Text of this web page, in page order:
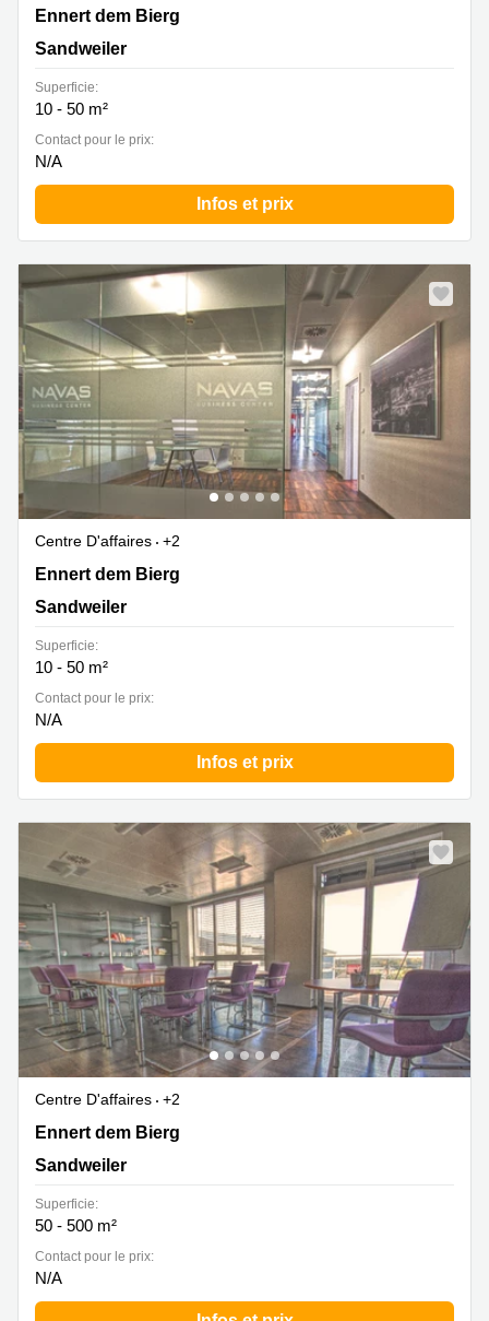
2b Ennert dem Bierg, Sandweiler
Ennert dem Bierg
Sandweiler
Superficie:
10 - 50 m²
Contact pour le prix:
N/A
Infos et prix
Centre D'affaires
+2
2b Ennert dem Bierg, Sandweiler
Ennert dem Bierg
Sandweiler
Superficie:
10 - 50 m²
Contact pour le prix:
N/A
Infos et prix
Centre D'affaires
+2
2b Ennert dem Bierg, Sandweiler
Ennert dem Bierg
Sandweiler
Superficie:
50 - 500 m²
Contact pour le prix:
N/A